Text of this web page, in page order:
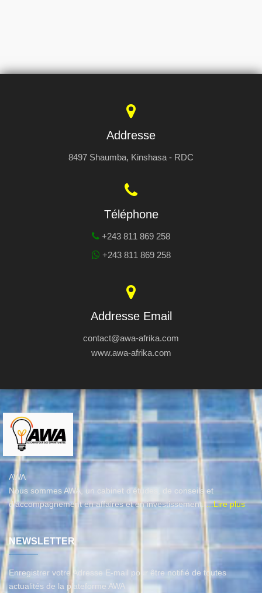
Addresse
8497 Shaumba, Kinshasa - RDC
Téléphone
+243 811 869 258
+243 811 869 258
Addresse Email
contact@awa-afrika.com
www.awa-afrika.com
AWA
Nous sommes AWA, un cabinet d’études, de conseils et
d'accompagnement en affaires et en investissement. ...Lire plus
NEWSLETTER
Enregistrer votre Adresse E-mail pour être notifié de toutes
actualités de la plateforme AWA